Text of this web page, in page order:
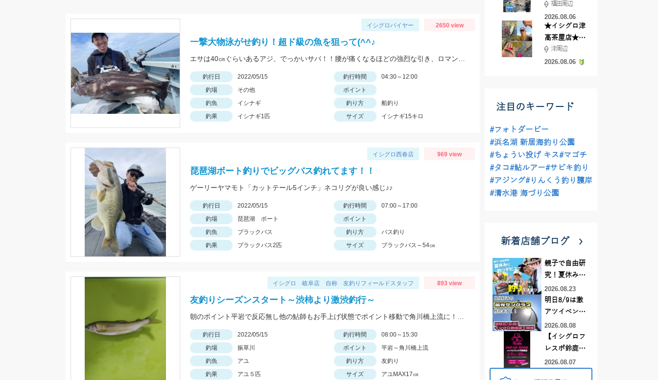
ペ
イシグロバイヤー 2650 view
一撃大物泳がせ釣り！超ド級の魚を狙って(^^♪
釣行日 2022/05/15 釣行時間
04:30～12:00
釣場
その他
ポイント
釣魚
イシナギ 釣り方
船釣り
釣果
イシナギ1匹 サイズ イシナギ15キロ
イシグロ西春店 969 view
琵琶湖ボート釣りでビッグバス釣れてます！！
ゲーリーヤマモト「カットテール5インチ」ネコリグが良い感じ♪♪
釣行日 2022/05/15 釣行時間
07:00～17:00
釣場
琵琶湖 ボート
ポイント
釣魚
ブラックバス 釣り方
バス釣り
釣果
ブラックバス2匹 サイズ ブラックバス～54㎝
イシグロ 岐阜店 自称 友釣りフィールドスタッフ 893 view
友釣りシーズンスタート～渋柿より激渋釣行～
釣行日 2022/05/15 釣行時間
08:00～15:30
釣場
振草川 ポイント
平岩～角川橋上流
釣魚
アユ 釣り方
友釣り
釣果
アユ５匹 サイズ アユMAX17㎝
りいきません
か?
福田周辺
2026.08.06
★イシグロ津
高茶屋店★津
近郊ハゼ釣れ
てます！
津周辺
2026.08.06
注目のキーワード
#フォトダービー
#浜名湖 新居海釣り公園
#ちょうい投げ キス#マゴチ
#タコ#鮎ルアー#サビキ釣り
#アジング#りんくう釣り護岸
#清水港 海づり公園
新着店舗ブログ
親子で自由研
究！夏休みに
釣りデビュー
2026.08.23
明日8/9は激
アツイベント
日！！！～オ
ーダー偏光グ
ラス受注会～
2026.08.08
【イシグロフ
レスポ鈴鹿
店】2026年夏
2026.08.07